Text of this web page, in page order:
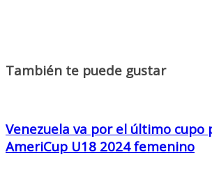
También te puede gustar
Venezuela va por el último cupo
AmeriCup U18 2024 femenino